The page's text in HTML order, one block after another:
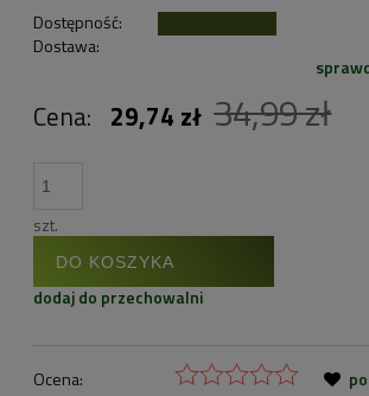
Dostępność:
Dostawa:
Cena nie zawiera ewentualnych kosztów
Cena: 29,74 zł 34,99 zł
szt.
DO KOSZYKA
dodaj do przechowalni
Ocena: